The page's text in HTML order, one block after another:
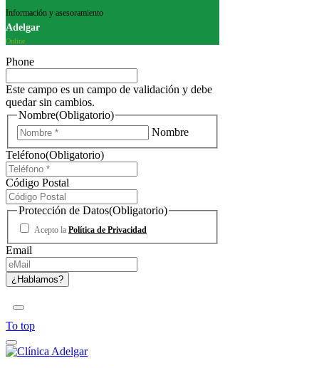
Información y asesoramiento
Adelgar
Online
Phone
Este campo es un campo de validación y debe
quedar sin cambios.
Nombre(Obligatorio)
Nombre
Teléfono(Obligatorio)
Código Postal
Protección de Datos(Obligatorio)
Acepto la Política de Privacidad
Email
To top